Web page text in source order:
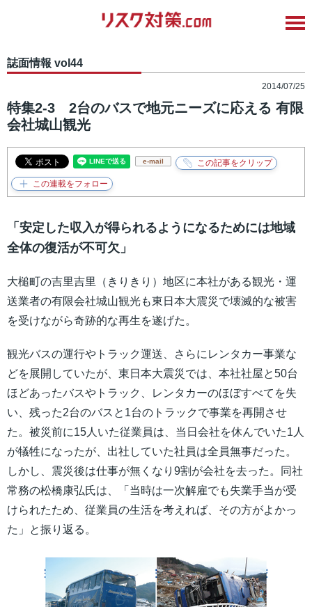
誌面情報 vol44
2014/07/25
特集2-3 2台のバスで地元ニーズに応える 有限
会社城山観光
e-mail
「安定した収入が得られるようになるためには地域
全体の復活が不可欠」
大槌町の吉里吉里（きりきり）地区に本社がある観光・運
送業者の有限会社城山観光も東日本大震災で壊滅的な被害
を受けながら奇跡的な再生を遂げた。
観光バスの運行やトラック運送、さらにレンタカー事業な
どを展開していたが、東日本大震災では、本社社屋と50台
ほどあったバスやトラック、レンタカーのほぼすべてを失
い、残った2台のバスと1台のトラックで事業を再開させ
た。被災前に15人いた従業員は、当日会社を休んでいた1人
が犠牲になったが、出社していた社員は全員無事だった。
しかし、震災後は仕事が無くなり9割が会社を去った。同社
常務の松橋康弘氏は、「当時は一次解雇でも失業手当が受
けられたため、従業員の生活を考えれば、その方がよかっ
た」と振り返る。